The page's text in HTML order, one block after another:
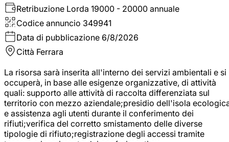
Retribuzione Lorda 19000 - 20000 annuale
Codice annuncio 349941
Data di pubblicazione 6/8/2026
Città Ferrara
La risorsa sarà inserita all'interno dei servizi ambientali e si
occuperà, in base alle esigenze organizzative, di attività
quali: supporto alle attività di raccolta differenziata sul
territorio con mezzo aziendale;presidio dell'isola
e assistenza agli utenti durante il conferimento dei
rifiuti;verifica del corretto smistamento delle diverse
tipologie di rifiuto;registrazione degli accessi tramite